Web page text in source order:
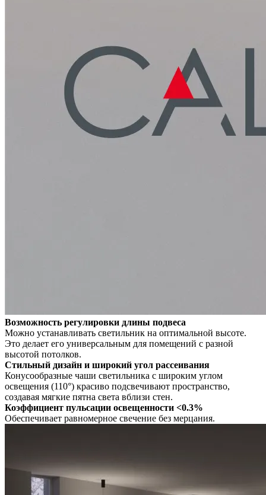
Возможность регулировки длины подвеса
Можно устанавливать светильник на оптимальной высоте.
Это делает его универсальным для помещений с разной
высотой потолков.
Стильный дизайн и широкий угол рассеивания
Конусообразные чаши светильника с широким углом
освещения (110°) красиво подсвечивают пространство,
создавая мягкие пятна света вблизи стен.
Коэффициент пульсации освещенности <0.3%
Обеспечивает равномерное свечение без мерцания.